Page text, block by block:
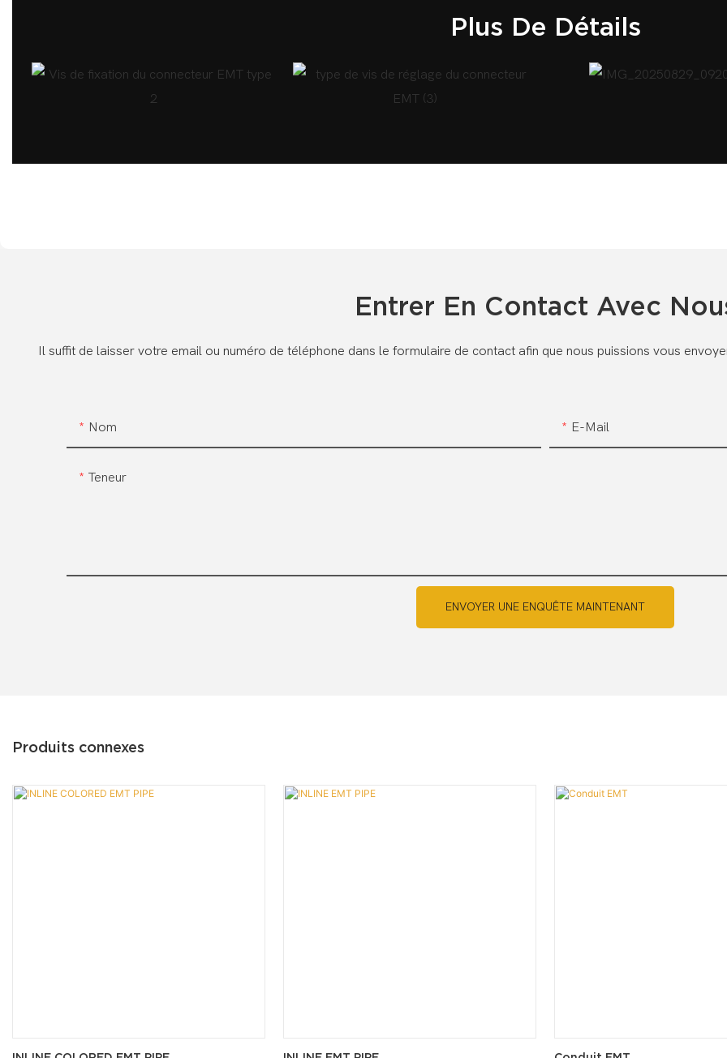
Plus De Détails
Entrer En Contact Avec
Il suffit de laisser votre email ou numéro de téléphone dans le formulaire de contact afin que nous puissions vous
Nom E-Mail
Teneur
ENVOYER UNE ENQUÊTE MAINTENANT
Produits connexes